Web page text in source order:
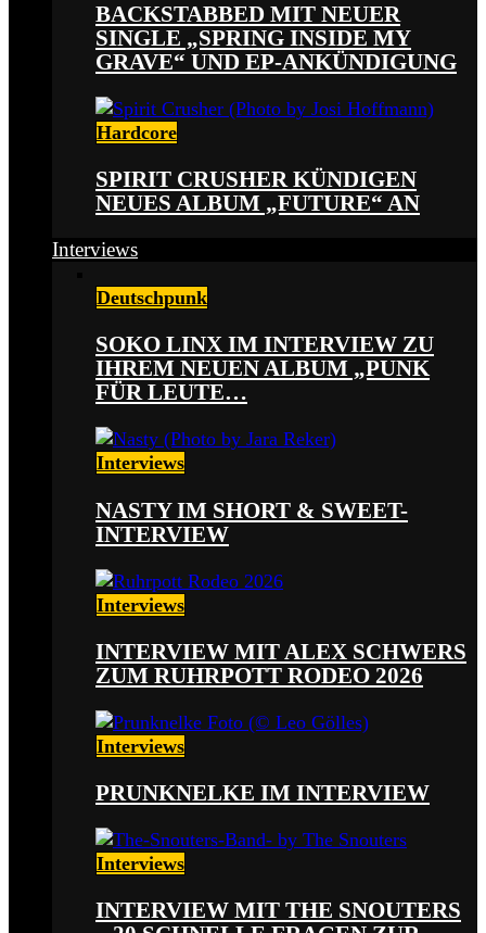
BACKSTABBED MIT NEUER
SINGLE „SPRING INSIDE MY
GRAVE“ UND EP-ANKÜNDIGUNG
Hardcore
SPIRIT CRUSHER KÜNDIGEN
NEUES ALBUM „FUTURE“ AN
Interviews
Deutschpunk
SOKO LINX IM INTERVIEW ZU
IHREM NEUEN ALBUM „PUNK
FÜR LEUTE…
Interviews
NASTY IM SHORT & SWEET-
INTERVIEW
Interviews
INTERVIEW MIT ALEX SCHWERS
ZUM RUHRPOTT RODEO 2026
Interviews
PRUNKNELKE IM INTERVIEW
Interviews
INTERVIEW MIT THE SNOUTERS